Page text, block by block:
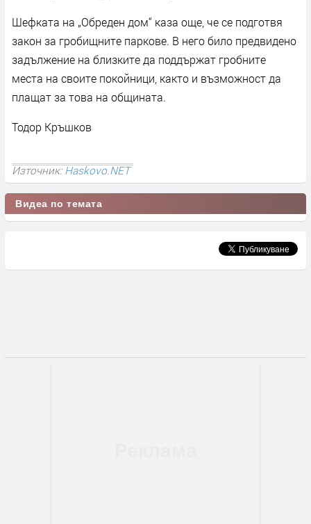
Шефката на „Обреден дом“ каза още, че се подготвя
закон за гробищните паркове. В него било предвидено
задължение на близките да поддържат гробните
места на своите покойници, както и възможност да
плащат за това на общината.
Тодор Кръшков
Източник:Haskovo.NET
Видеа по темата